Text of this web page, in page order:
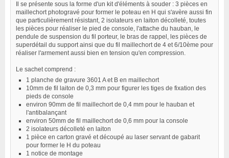
Il se présente sous la forme d'un kit d'éléments à souder : 3 pièces en
maillechort photogravé pour former le poteau en H qui s'avère aussi fin
que particulièrement résistant, 2 isolateurs en laiton décolleté, toutes
les pièces pour réaliser le pied de console, l'attache du hauban, le
pendule de suspension du fil porteur, le bras de rappel, les pièces de
superdétail du support ainsi que du fil maillechort de 4 et 6/10ème pour
réaliser l'armement aussi bien en tension qu'en compression.
Le sachet comprend :
1 planche de gravure 3601 A et B en maillechort
10mm de fil laiton de 0,3 mm pour figurer les tiges de fixation des
pieds de console
environ 90mm de fil maillechort de 0,4 mm pour le hauban et
l'antibalançant
environ 50mm de fil maillechort de 0,6 mm pour la console
2 isolateurs décolleté en laiton
1 pièce en carton gravé et découpé au laser servant de gabarit
pour former le H du poteau
1 notice de montage